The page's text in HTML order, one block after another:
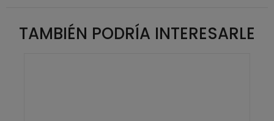
TAMBIÉN PODRÍA INTERESARLE